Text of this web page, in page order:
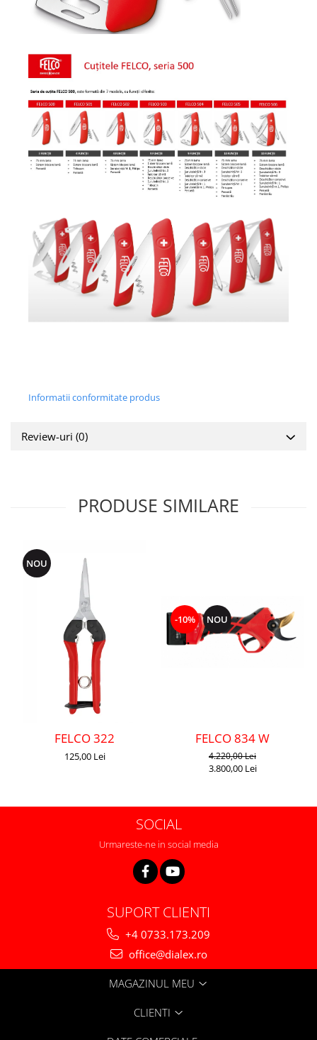
Informatii conformitate produs
Review-uri (0)
PRODUSE SIMILARE
NOU
FELCO 322
125,00 Lei
-10% NOU
FELCO 834 W
4.220,00 Lei
3.800,00 Lei
SOCIAL
Urmareste-ne in social media
SUPORT CLIENTI
+4 0733.173.209
office@dialex.ro
MAGAZINUL MEU
CLIENTI